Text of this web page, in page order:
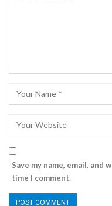
Save my name, email,
time I comment.